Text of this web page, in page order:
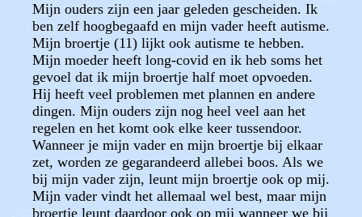
Mijn ouders zijn een jaar geleden gescheiden. Ik
ben zelf hoogbegaafd en mijn vader heeft autisme.
Mijn broertje (11) lijkt ook autisme te hebben.
Mijn moeder heeft long-covid en ik heb soms het
gevoel dat ik mijn broertje half moet opvoeden.
Hij heeft veel problemen met plannen en andere
dingen. Mijn ouders zijn nog heel veel aan het
regelen en het komt ook elke keer tussendoor.
Wanneer je mijn vader en mijn broertje bij elkaar
zet, worden ze gegarandeerd allebei boos. Als we
bij mijn vader zijn, leunt mijn broertje ook op mij.
Mijn vader vindt het allemaal wel best, maar mijn
broertje leunt daardoor ook op mij wanneer we bij